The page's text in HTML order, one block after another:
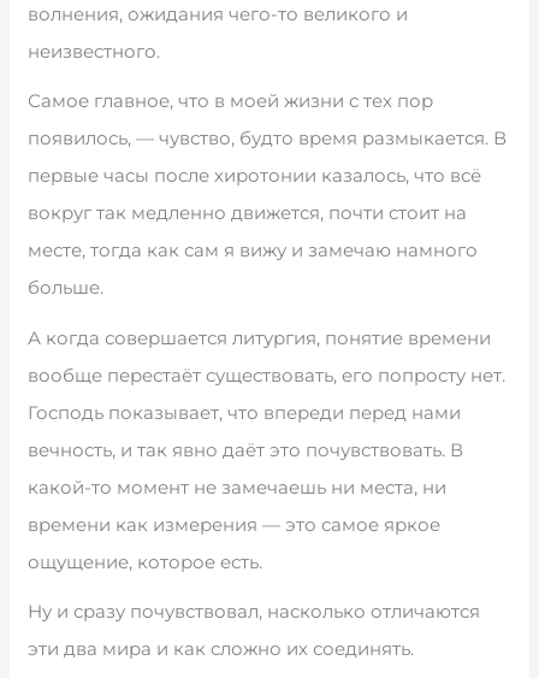
волнения, ожидания чего-то великого и
неизвестного.
Самое главное, что в моей жизни с тех пор
появилось, — чувство, будто время размыкается. В
первые часы после хиротонии казалось, что всё
вокруг так медленно движется, почти стоит на
месте, тогда как сам я вижу и замечаю намного
больше.
А когда совершается литургия, понятие времени
вообще перестаёт существовать, его попросту нет.
Господь показывает, что впереди перед нами
вечность, и так явно даёт это почувствовать. В
какой-то момент не замечаешь ни места, ни
времени как измерения — это самое яркое
ощущение, которое есть.
Ну и сразу почувствовал, насколько отличаются
эти два мира и как сложно их соединять.